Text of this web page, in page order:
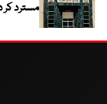
مسترد کر